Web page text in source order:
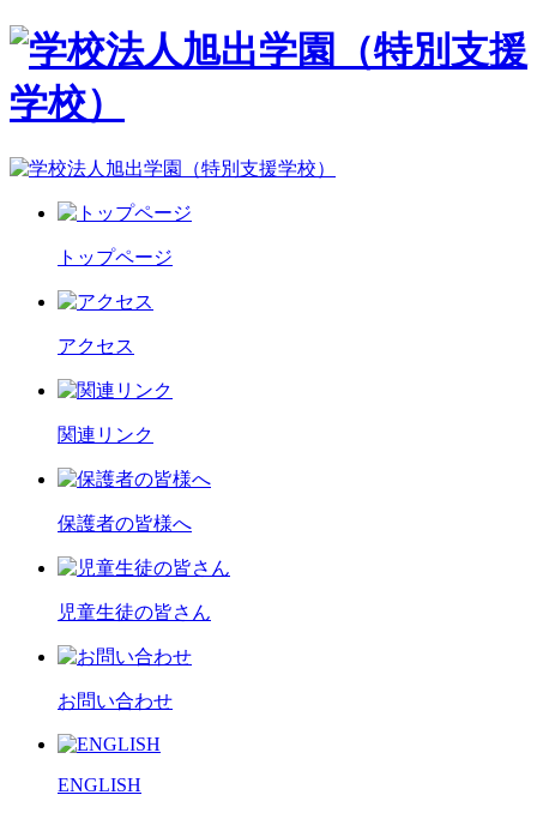
トップページ
アクセス
関連リンク
保護者の皆様へ
児童生徒の皆さん
お問い合わせ
ENGLISH